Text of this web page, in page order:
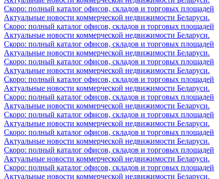
Скоро: полный каталог офисов, складов и торговых площадей
Актуальные новости коммерческой недвижимости Беларуси.
Скоро: полный каталог офисов, складов и торговых площадей
Актуальные новости коммерческой недвижимости Беларуси.
Скоро: полный каталог офисов, складов и торговых площадей
Актуальные новости коммерческой недвижимости Беларуси.
Скоро: полный каталог офисов, складов и торговых площадей
Актуальные новости коммерческой недвижимости Беларуси.
Скоро: полный каталог офисов, складов и торговых площадей
Актуальные новости коммерческой недвижимости Беларуси.
Скоро: полный каталог офисов, складов и торговых площадей
Актуальные новости коммерческой недвижимости Беларуси.
Скоро: полный каталог офисов, складов и торговых площадей
Актуальные новости коммерческой недвижимости Беларуси.
Скоро: полный каталог офисов, складов и торговых площадей
Актуальные новости коммерческой недвижимости Беларуси.
Скоро: полный каталог офисов, складов и торговых площадей
Актуальные новости коммерческой недвижимости Беларуси.
Скоро: полный каталог офисов, складов и торговых площадей
Актуальные новости коммерческой недвижимости Беларуси.